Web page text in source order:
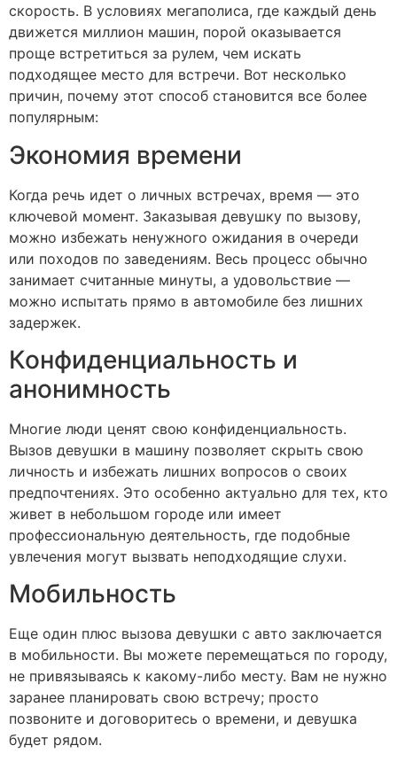
скорость. В условиях мегаполиса, где каждый день
движется миллион машин, порой оказывается
проще встретиться за рулем, чем искать
подходящее место для встречи. Вот несколько
причин, почему этот способ становится все более
популярным:
Экономия времени
Когда речь идет о личных встречах, время — это
ключевой момент. Заказывая девушку по вызову,
можно избежать ненужного ожидания в очереди
или походов по заведениям. Весь процесс обычно
занимает считанные минуты, а удовольствие —
можно испытать прямо в автомобиле без лишних
задержек.
Конфиденциальность и
анонимность
Многие люди ценят свою конфиденциальность.
Вызов девушки в машину позволяет скрыть свою
личность и избежать лишних вопросов о своих
предпочтениях. Это особенно актуально для тех, кто
живет в небольшом городе или имеет
профессиональную деятельность, где подобные
увлечения могут вызвать неподходящие слухи.
Мобильность
Еще один плюс вызова девушки с авто заключается
в мобильности. Вы можете перемещаться по городу,
не привязываясь к какому-либо месту. Вам не нужно
заранее планировать свою встречу; просто
позвоните и договоритесь о времени, и девушка
будет рядом.